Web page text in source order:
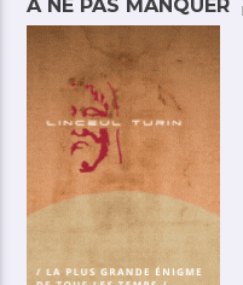
A NE PAS MANQUER